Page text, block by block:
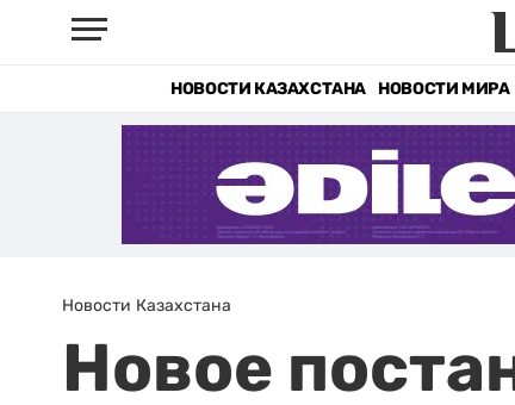
НОВОСТИ КАЗАХСТАНА НОВОСТИ МИРА
Новости Казахстана
Новое